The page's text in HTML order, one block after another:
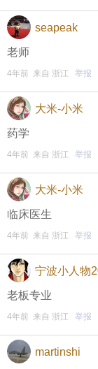
只能扫描加
seapeak
老师
4年前 来自 浙江 举报
大米-小米
药学
4年前 来自 浙江 举报
大米-小米
临床医生
4年前 来自 浙江 举报
宁波小人物
老板专业
4年前 来自 浙江 举报
martinshi